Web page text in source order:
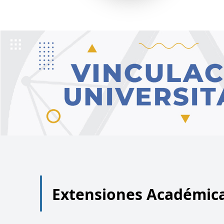
Extensiones